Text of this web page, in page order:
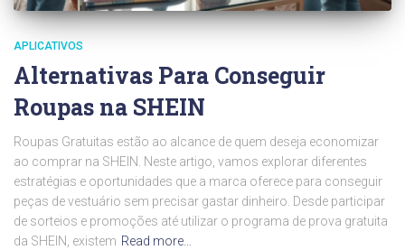
APLICATIVOS
Alternativas Para Conseguir
Roupas na SHEIN
Roupas Gratuitas estão ao alcance de quem deseja economizar
ao comprar na SHEIN. Neste artigo, vamos explorar diferentes
estratégias e oportunidades que a marca oferece para conseguir
peças de vestuário sem precisar gastar dinheiro. Desde participar
de sorteios e promoções até utilizar o programa de prova gratuita
da SHEIN, existem Read more…